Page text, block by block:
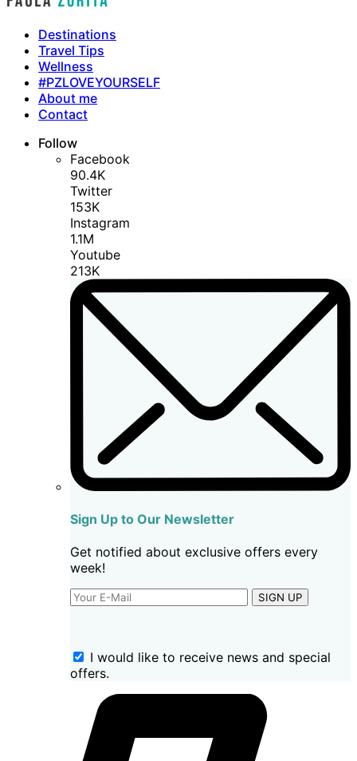
Destinations
Travel Tips
Wellness
#PZLOVEYOURSELF
About me
Contact
Follow
Facebook
90.4K
Twitter
153K
Instagram
1.1M
Youtube
213K
Sign Up to Our Newsletter
Get notified about exclusive offers every
week!
SIGN UP
I would like to receive news and special
offers.